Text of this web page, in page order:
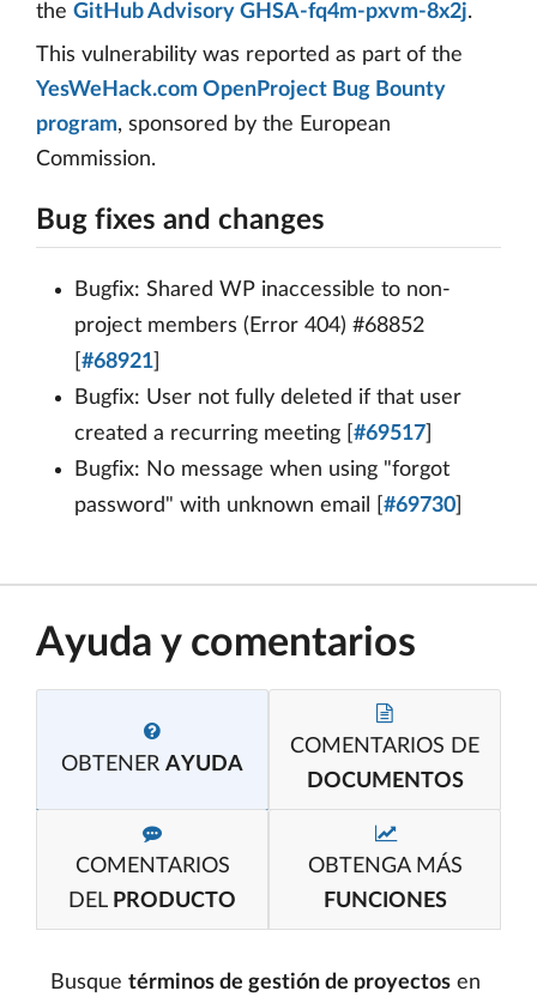
the GitHub Advisory GHSA-fq4m-pxvm-8x2j.
This vulnerability was reported as part of the
YesWeHack.com OpenProject Bug Bounty
program, sponsored by the European
Commission.
Bug fixes and changes
Bugfix: Shared WP inaccessible to non-
project members (Error 404) #68852
#68921
Bugfix: User not fully deleted if that user
created a recurring meeting [ #69517
Bugfix: No message when using "forgot
password" with unknown email [ #69730
Ayuda y comentarios
OBTENER AYUDA
COMENTARIOS DE
DOCUMENTOS
COMENTARIOS
DEL PRODUCTO
OBTENGA MÁS
FUNCIONES
Busque términos de gestión de proyectos en